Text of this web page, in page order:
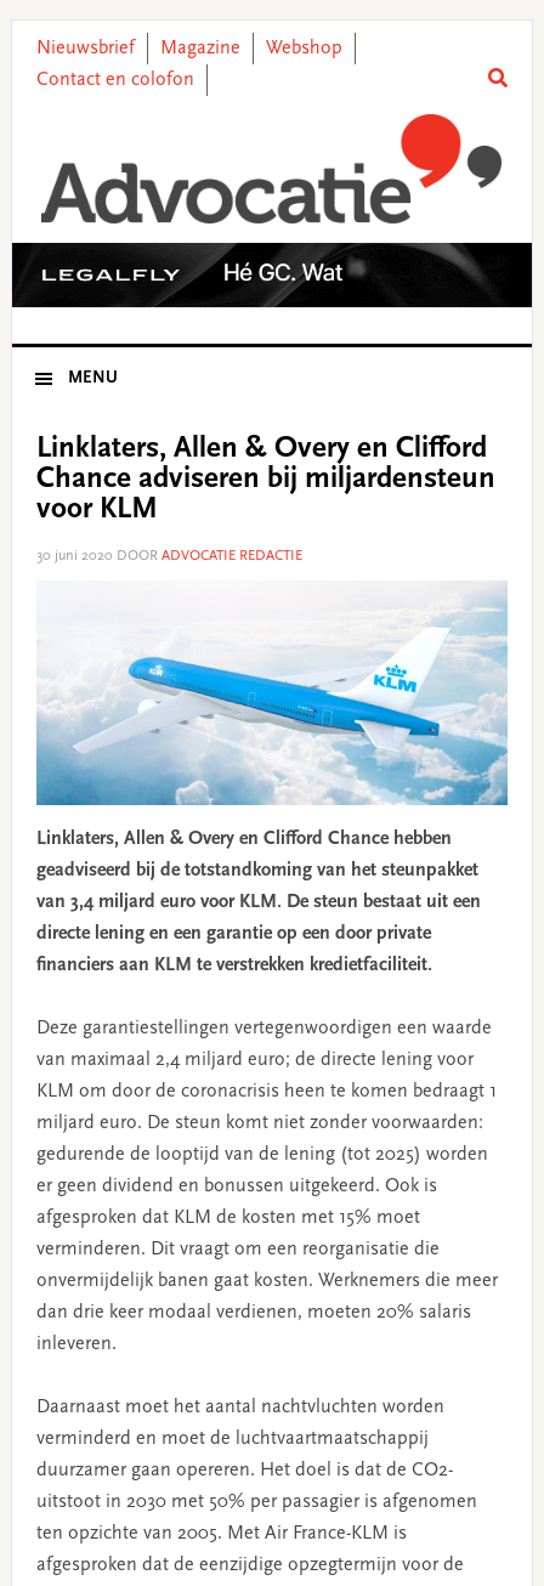
primary
main
primary
footer
Nieuwsbrief Magazine
Webshop
Contact en colofon
MENU
Linklaters, Allen & Overy en Clifford
Chance adviseren bij miljardensteun
voor KLM
30 juni 2020 DOOR ADVOCATIE REDACTIE
Linklaters, Allen & Overy en Clifford Chance hebben
geadviseerd bij de totstandkoming van het steunpakket
van 3,4 miljard euro voor KLM. De steun bestaat uit een
directe lening en een garantie op een door private
financiers aan KLM te verstrekken kredietfaciliteit.
Deze garantiestellingen vertegenwoordigen een waarde
van maximaal 2,4 miljard euro; de directe lening voor
KLM om door de coronacrisis heen te komen bedraagt 1
miljard euro. De steun komt niet zonder voorwaarden:
gedurende de looptijd van de lening (tot 2025) worden
er geen dividend en bonussen uitgekeerd. Ook is
afgesproken dat KLM de kosten met 15% moet
verminderen. Dit vraagt om een reorganisatie die
onvermijdelijk banen gaat kosten. Werknemers die meer
dan drie keer modaal verdienen, moeten 20% salaris
inleveren.
Daarnaast moet het aantal nachtvluchten worden
verminderd en moet de luchtvaartmaatschappij
duurzamer gaan opereren. Het doel is dat de CO2-
uitstoot in 2030 met 50% per passagier is afgenomen
ten opzichte van 2005. Met Air France-KLM is
afgesproken dat de eenzijdige opzegtermijn voor de